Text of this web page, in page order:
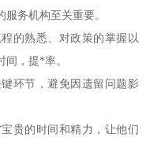
务机构至关重要。
的熟悉、对政策的掌握以
，提*率。
环节，避免因遗留问题影
贵的时间和精力，让他们